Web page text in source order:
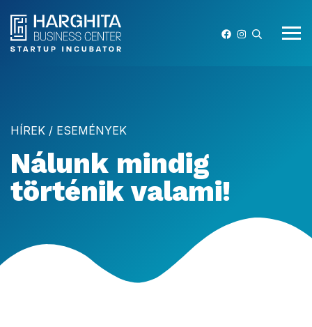
HÍREK / ESEMÉNYEK
Nálunk mindig
történik valami!